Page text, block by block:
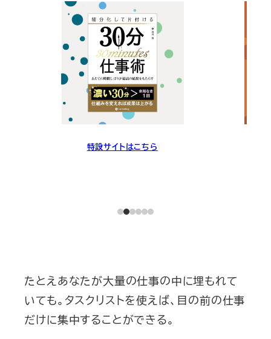
特設サイトはこちら
たとえあなたが大量の仕事の中に埋もれて
いても。タスクリストを使えば、目の前の仕事
だけに集中することができる。